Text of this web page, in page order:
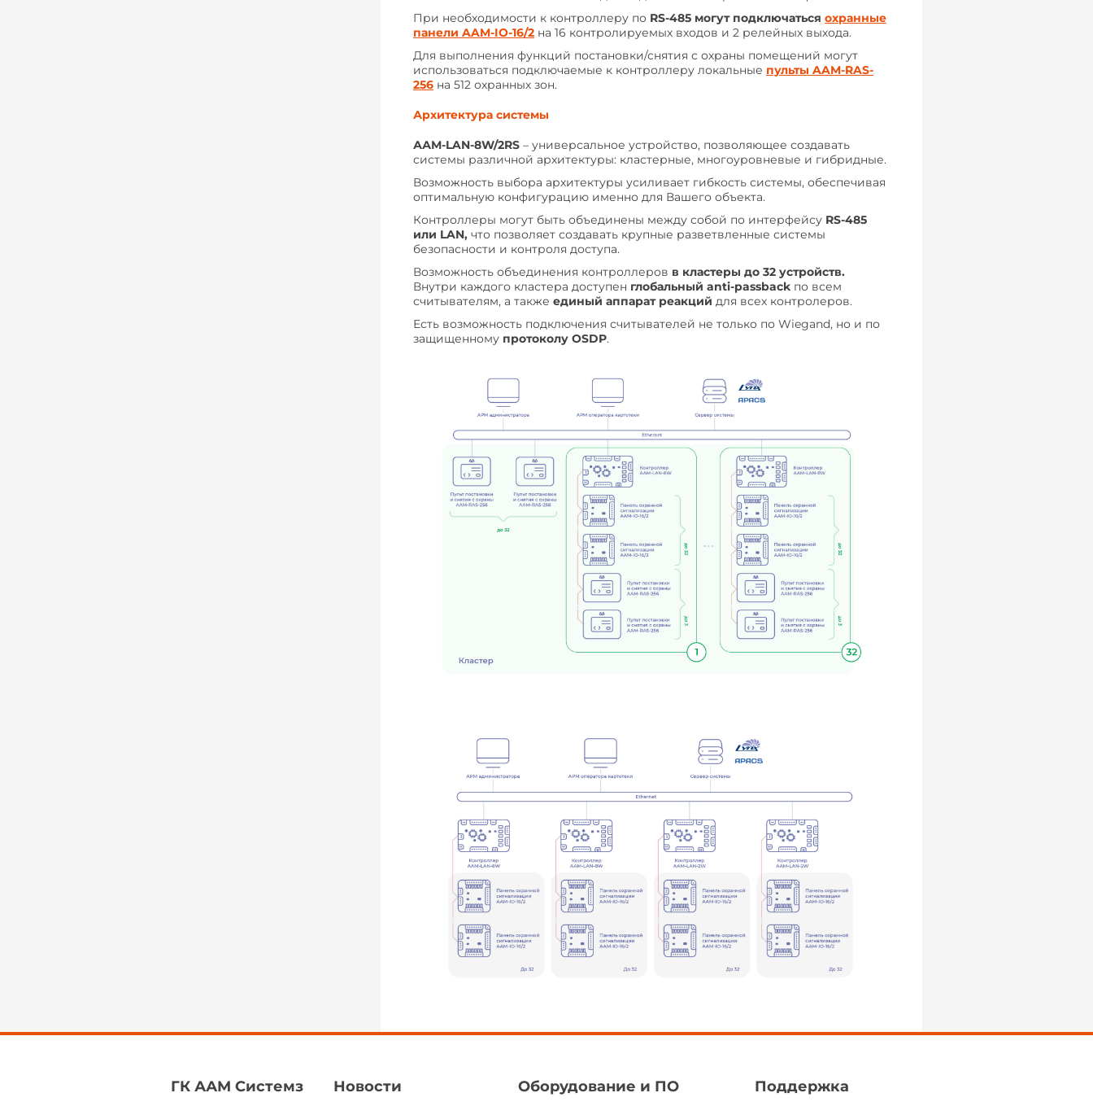
При необходимости к контроллеру по RS-485 могут подключаться охранные
панели AAM-IO-16/2 на 16 контролируемых входов и 2 релейных выхода.
Для выполнения функций постановки/снятия с охраны помещений могут
использоваться подключаемые к контроллеру локальные пульты AAM-RAS-
256 на 512 охранных зон.
Архитектура системы
ААМ-LAN-8W/2RS – универсальное устройство, позволяющее создавать
системы различной архитектуры: кластерные, многоуровневые и гибридные.
Возможность выбора архитектуры усиливает гибкость системы, обеспечивая
оптимальную конфигурацию именно для Вашего объекта.
Контроллеры могут быть объединены между собой по интерфейсу RS-485
или LAN, что позволяет создавать крупные разветвленные системы
безопасности и контроля доступа.
Возможность объединения контроллеров в кластеры до 32 устройств.
Внутри каждого кластера доступен глобальный anti-passback по всем
считывателям, а также единый аппарат реакций для всех контролеров.
Есть возможность подключения считывателей не только по Wiegand, но и по
защищенному протоколу OSDP.
ГК ААМ Системз Новости Оборудование и ПО Поддержка